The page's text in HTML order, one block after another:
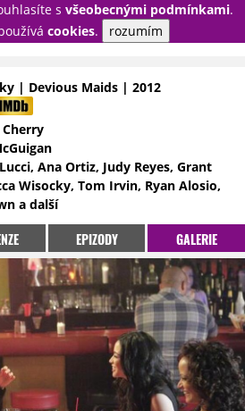
s všeobecnými podmínkami.
cookies. rozumím
PŘIHLÁSIT
| Devious Maids | 2012
Ana Ortiz, Judy Reyes, Grant
Wisocky, Tom Irvin, Ryan Alosio,
a další
EPIZODY GALERIE